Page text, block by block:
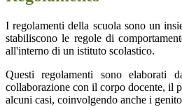
I regolamenti della scuola sono un
stabiliscono le regole di
all'interno di un istituto scolastico.
Questi regolamenti sono elaborati
collaborazione con il corpo docente, il
alcuni casi, coinvolgendo anche i